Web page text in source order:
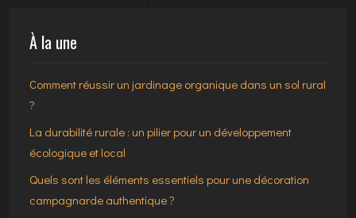
À la une
Comment réussir un jardinage organique dans un sol rural
?
La durabilité rurale : un pilier pour un développement
écologique et local
Quels sont les éléments essentiels pour une décoration
campagnarde authentique ?